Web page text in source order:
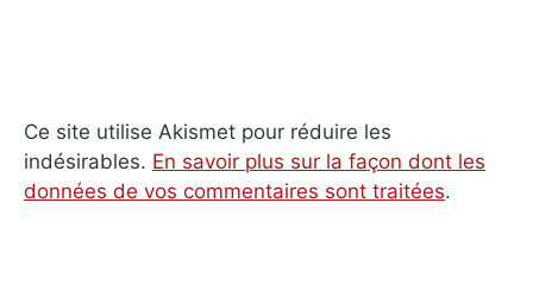
Ce site utilise Akismet pour réduire les
indésirables. En savoir plus sur la façon dont les
données de vos commentaires sont traitées.